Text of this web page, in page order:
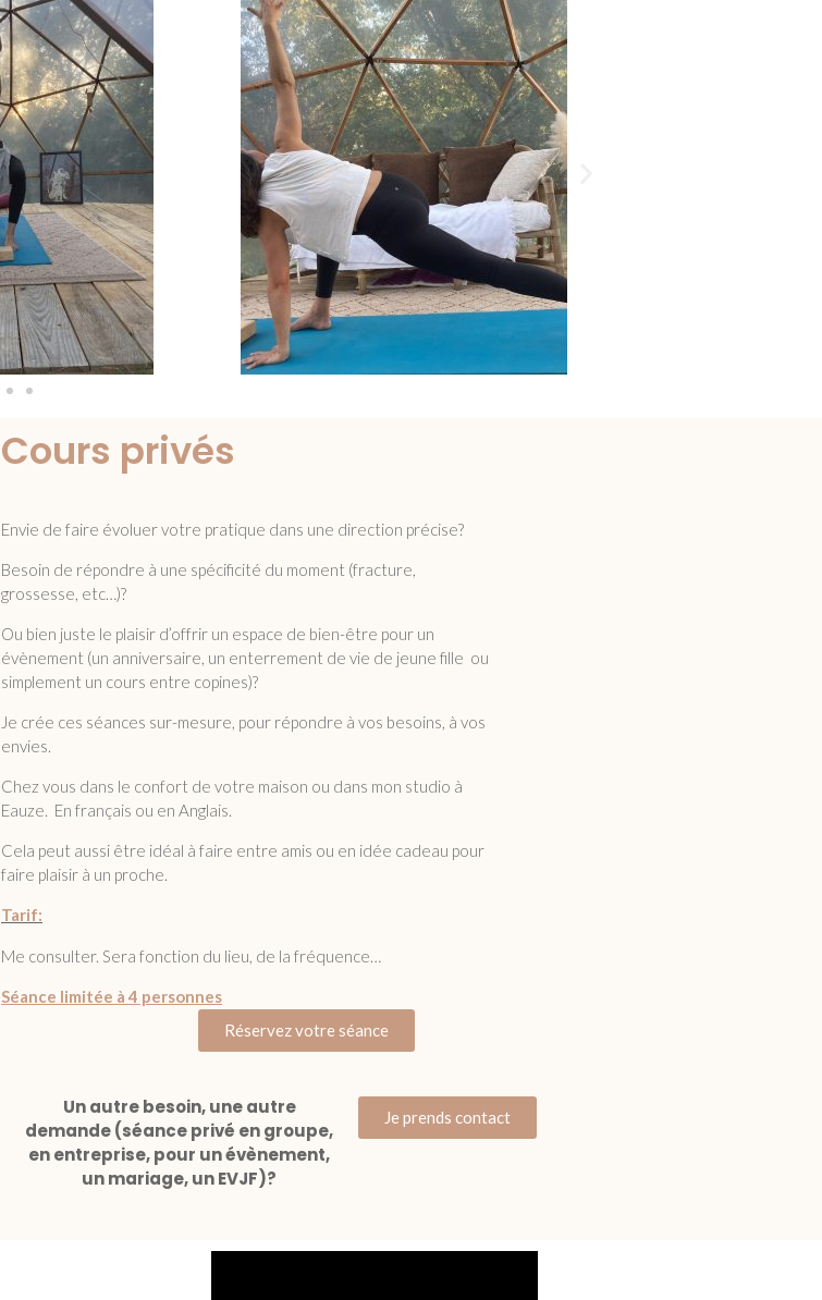
Cours privés
Envie de faire évoluer votre pratique dans une direction précise?
Besoin de répondre à une spécificité du moment (fracture,
grossesse, etc…)?
Ou bien juste le plaisir d’offrir un espace de bien-être pour un
évènement (un anniversaire, un enterrement de vie de jeune fille ou
simplement un cours entre copines)?
Je crée ces séances sur-mesure, pour répondre à vos besoins, à vos
envies.
Chez vous dans le confort de votre maison ou dans mon studio à
Eauze. En français ou en Anglais.
Cela peut aussi être idéal à faire entre amis ou en idée cadeau pour
faire plaisir à un proche.
Tarif:
Me consulter. Sera fonction du lieu, de la fréquence…
Séance limitée à 4 personnes
Réservez votre séance
Un autre besoin, une autre
demande (séance privé en groupe,
en entreprise, pour un évènement,
un mariage, un EVJF)?
Je prends contact